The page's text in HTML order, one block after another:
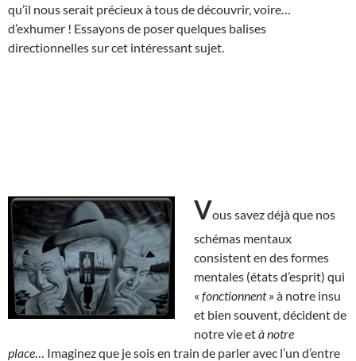
qu’il nous serait précieux à tous de découvrir, voire…
d’exhumer ! Essayons de poser quelques balises
directionnelles sur cet intéressant sujet.
Vous savez déjà que nos
schémas mentaux
consistent en des formes
mentales (états d’esprit) qui
« fonctionnent» à notre insu
et bien souvent, décident de
notre vie età notre
place … Imaginez que je sois en train de parler avec l’un d’entre